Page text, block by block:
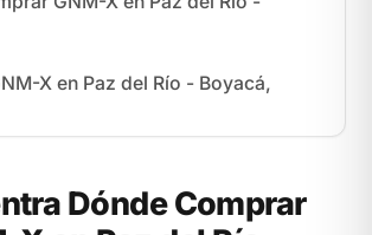
X en Paz del Río - Boyacá,
Dónde Comprar